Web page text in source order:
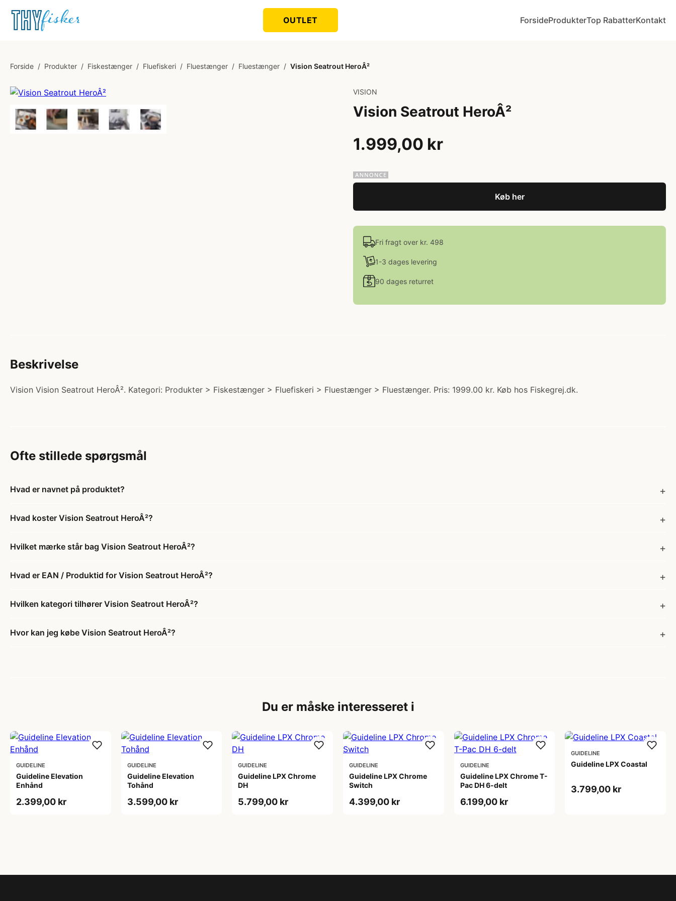
OUTLET ForsideProdukterTop RabatterKontakt
Forside / Produkter / Fiskestænger / Fluefiskeri / Fluestænger / Fluestænger / Vision Seatrout HeroÂ²
VISION
Vision Seatrout HeroÂ²
1.999,00 kr
Køb her
Fri fragt over kr. 498
1-3 dages levering
90 dages returret
Beskrivelse
Vision Vision Seatrout HeroÂ². Kategori: Produkter > Fiskestænger > Fluefiskeri > Fluestænger > Fluestænger. Pris: 1999.00 kr. Køb hos Fiskegrej.dk.
Ofte stillede spørgsmål
Hvad er navnet på produktet?
Hvad koster Vision Seatrout HeroÂ²?
Hvilket mærke står bag Vision Seatrout HeroÂ²?
Hvad er EAN / Produktid for Vision Seatrout HeroÂ²?
Hvilken kategori tilhører Vision Seatrout HeroÂ²?
Hvor kan jeg købe Vision Seatrout HeroÂ²?
Du er måske interesseret i
GUIDELINE
Guideline Elevation
Enhånd
2.399,00 kr
GUIDELINE
Guideline Elevation
Tohånd
3.599,00 kr
GUIDELINE
Guideline LPX Chrome
DH
5.799,00 kr
GUIDELINE
Guideline LPX Chrome
Switch
4.399,00 kr
GUIDELINE
Guideline LPX Chrome T-
Pac DH 6-delt
6.199,00 kr
GUIDELINE
Guideline LPX Coastal
3.799,00 kr